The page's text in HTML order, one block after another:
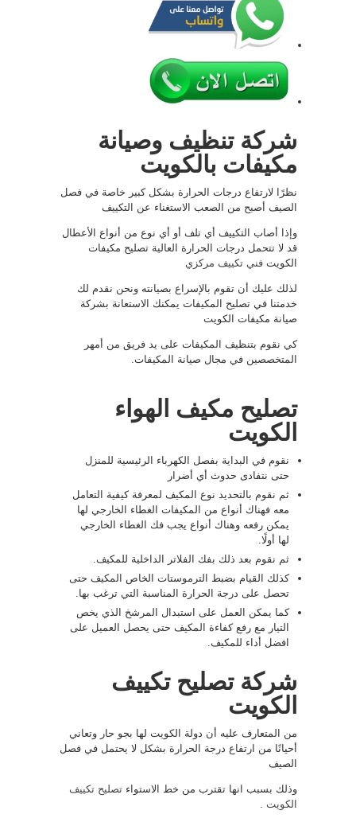
شركة تنظيف وصيانة
مكيفات بالكويت
نظرًا لارتفاع درجات الحرارة بشكل كبير خاصة في فصل
الصيف أصبح من الصعب الاستغناء عن التكييف
وإذا أصاب التكييف أي تلف أو أي نوع من أنواع الأعطال
قد لا تتحمل درجات الحرارة العالية تصليح مكيفات
الكويت فني تكييف مركزي
لذلك عليك أن تقوم بالإسراع بصيانته ونحن نقدم لك
خدمتنا في تصليح المكيفات يمكنك الاستعانة بشركة
صيانة مكيفات الكويت
كي نقوم بتنظيف المكيفات على يد فريق من أمهر
المتخصصين في مجال صيانة المكيفات.
تصليح مكيف الهواء
الكويت
نقوم في البداية بفصل الكهرباء الرئيسية للمنزل
حتى نتفادى حدوث أي أضرار
ثم نقوم بالتحديد نوع المكيف لمعرفة كيفية التعامل
معه فهناك أنواع من المكيفات الغطاء الخارجي لها
يمكن رفعه وهناك أنواع يجب فك الغطاء الخارجي
لها أولًا.
ثم نقوم بعد ذلك بفك الفلاتر الداخلية للمكيف.
كذلك القيام بضبط الترموستات الخاص المكيف حتى
تحصل على درجة الحرارة المناسبة التي ترغب بها.
كما يمكن العمل على استبدال المرشخ الذي يخص
التيار مع رفع كفاءة المكيف حتى يحصل العميل على
افضل أداء للمكيف.
شركة تصليح تكييف
الكويت
من المتعارف عليه أن دولة الكويت لها بجو حار وتعاني
أحيانًا من ارتفاع درجة الحرارة بشكل لا يحتمل في فصل
الصيف
وذلك بسبب انها تقترب من خط الاستواء تصليح تكييف
الكويت